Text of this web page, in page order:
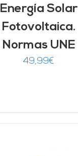
Energía Solar
Fotovoltaica.
Normas UNE
49,99€